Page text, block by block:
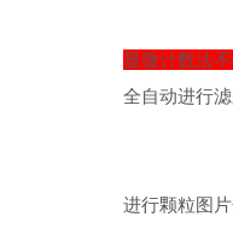
显微计数法
全自动进行
进行颗粒图